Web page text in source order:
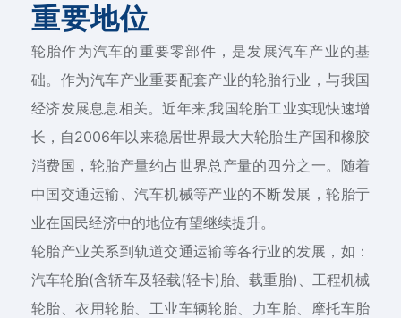
重要地位
轮胎作为汽车的重要零部件，是发展汽车产业的基
础。作为汽车产业重要配套产业的轮胎行业，与我国
经济发展息息相关。近年来,我国轮胎工业实现快速增
长，自2006年以来稳居世界最大大轮胎生产国和橡胶
消费国，轮胎产量约占世界总产量的四分之一。随着
中国交通运输、汽车机械等产业的不断发展，轮胎亍
业在国民经济中的地位有望继续提升。
轮胎产业关系到轨道交通运输等各行业的发展，如：
汽车轮胎(含轿车及轻载(轻卡)胎、载重胎)、工程机械
轮胎、衣用轮胎、工业车辆轮胎、力车胎、摩托车胎